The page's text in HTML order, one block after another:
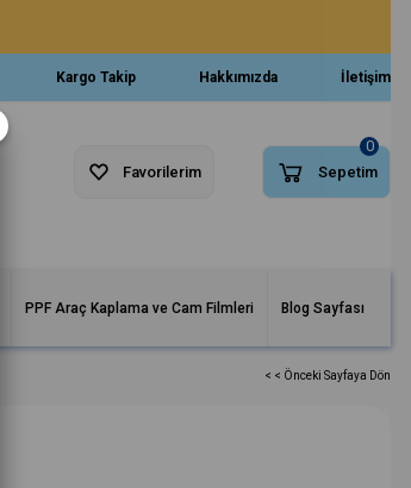
Kargo Takip Hakkımızda İletişim
Sepetim
0
Favorilerim
PPF Araç Kaplama ve Cam Filmleri Blog Sayfası
< < Önceki Sayfaya Dön